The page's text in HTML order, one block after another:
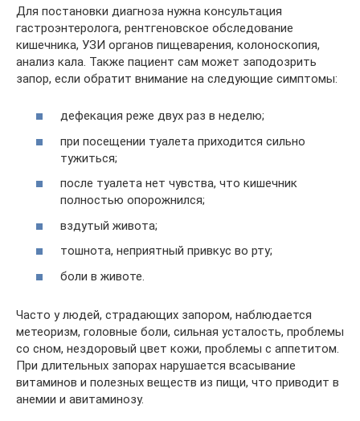
Для постановки диагноза нужна консультация
гастроэнтеролога, рентгеновское обследование
кишечника, УЗИ органов пищеварения, колоноскопия,
анализ кала. Также пациент сам может заподозрить
запор, если обратит внимание на следующие симптомы:
дефекация реже двух раз в неделю;
при посещении туалета приходится сильно
тужиться;
после туалета нет чувства, что кишечник
полностью опорожнился;
вздутый живота;
тошнота, неприятный привкус во рту;
боли в животе.
Часто у людей, страдающих запором, наблюдается
метеоризм, головные боли, сильная усталость, проблемы
со сном, нездоровый цвет кожи, проблемы с аппетитом.
При длительных запорах нарушается всасывание
витаминов и полезных веществ из пищи, что приводит в
анемии и авитаминозу.